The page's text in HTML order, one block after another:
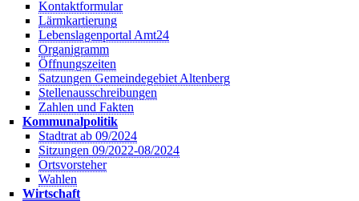
Kontaktformular
Lärmkartierung
Lebenslagenportal Amt24
Organigramm
Öffnungszeiten
Satzungen Gemeindegebiet Altenberg
Stellenausschreibungen
Zahlen und Fakten
Kommunalpolitik
Stadtrat ab 09/2024
Sitzungen 09/2022-08/2024
Ortsvorsteher
Wahlen
Wirtschaft